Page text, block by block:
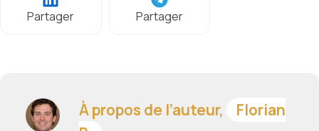
Partager Partager
À propos de l’auteur,
Florian